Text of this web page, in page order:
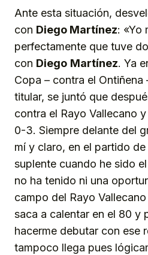
Ante esta situación,
con Diego Martínez: «Yo
perfectamente que tuve
con Diego Martínez. Ya
Copa – contra el
titular, se juntó que
contra el Rayo Vallecano
0-3. Siempre delante del
mí y claro, en el partido
suplente cuando he sido
no ha tenido ni una
campo del Rayo
saca a calentar en el 80 y
hacerme debutar con ese
tampoco llega pues